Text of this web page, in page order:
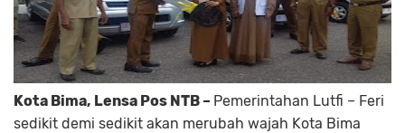
Kota Bima, Lensa Pos NTB – Pemerintahan Lutfi – Feri
sedikit demi sedikit akan merubah wajah Kota Bima